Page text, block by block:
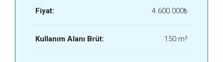
Fiyat: 4.600.000₺
Kullanım Alanı Brüt: 150 m²